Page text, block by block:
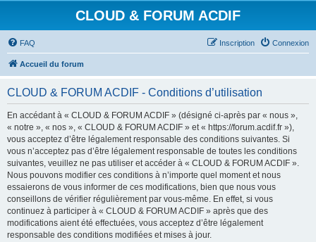
CLOUD & FORUM ACDIF
FAQ Connexion
Inscription
Accueil du forum
CLOUD & FORUM ACDIF - Conditions d’utilisation
En accédant à « CLOUD & FORUM ACDIF » (désigné ci-après par « nous »,
« notre », « nos », « CLOUD & FORUM ACDIF » et « https://forum.acdif.fr »),
vous acceptez d’être légalement responsable des conditions suivantes. Si
vous n’acceptez pas d’être légalement responsable de toutes les conditions
suivantes, veuillez ne pas utiliser et accéder à « CLOUD & FORUM ACDIF ».
Nous pouvons modifier ces conditions à n’importe quel moment et nous
essaierons de vous informer de ces modifications, bien que nous vous
conseillons de vérifier régulièrement par vous-même. En effet, si vous
continuez à participer à « CLOUD & FORUM ACDIF » après que des
modifications aient été effectuées, vous acceptez d’être légalement
responsable des conditions modifiées et mises à jour.